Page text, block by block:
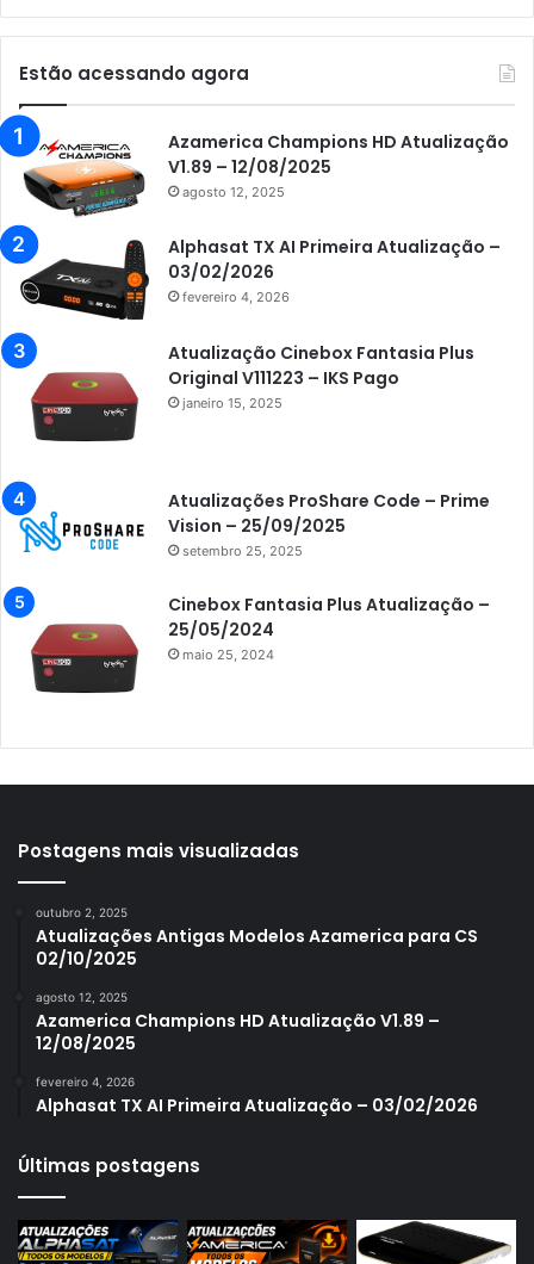
Audisat K10 Urus
Audisat K30 Aventador
Azamerica
Azamerica Beats
Azamerica Champions
Azamerica Champions IPTV
Azamerica Extremo IPTV
Azamerica F92 Plus
Azamerica Gold
Azamerica i7 IPTV
Azamerica King
Azamerica King GX PRO
Azamerica King IPTV
Azamerica Mobi
Azamerica S1005
Azamerica S1006 Plus
Azamerica S1007 New
Azamerica S1007 Plus
Azamerica S1009
Azamerica S2005
Azamerica S2010
Estão acessando agora
Azamerica Champions HD Atualização
V1.89 – 12/08/2025
agosto 12, 2025
Alphasat TX AI Primeira Atualização –
03/02/2026
fevereiro 4, 2026
Atualização Cinebox Fantasia Plus
Original V111223 – IKS Pago
janeiro 15, 2025
Atualizações ProShare Code – Prime
Vision – 25/09/2025
setembro 25, 2025
Cinebox Fantasia Plus Atualização –
25/05/2024
maio 25, 2024
Postagens mais visualizadas
outubro 2, 2025
Atualizações Antigas Modelos Azamerica para CS
02/10/2025
agosto 12, 2025
Azamerica Champions HD Atualização V1.89 –
12/08/2025
fevereiro 4, 2026
Alphasat TX AI Primeira Atualização – 03/02/2026
Últimas postagens